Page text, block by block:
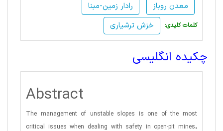
رادار زمین-مبنا
معدن روباز
خزش ترشیاری
:کلمات کلیدی
چکیده انگلیسی
Abstract
The management of unstable slopes is one of the most
critical issues when dealing with safety in open-pit mines.